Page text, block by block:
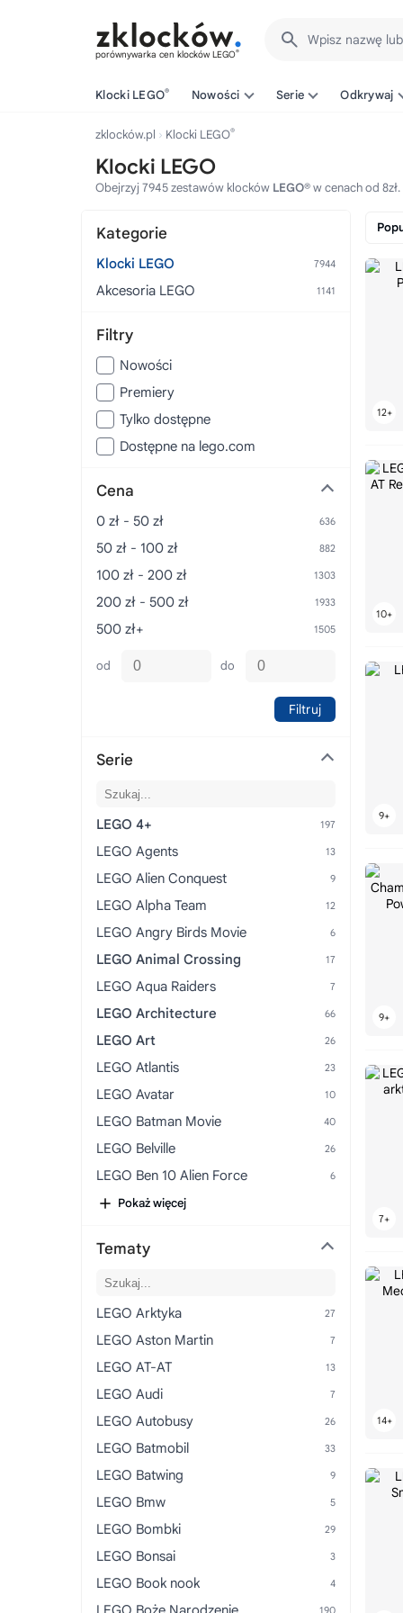
porównywarka cen klocków LEGO®
Wpisz nazwę
Klocki LEGO® Nowości Serie Odkrywaj
zklocków.pl Klocki LEGO®
Klocki LEGO
Obejrzyj 7945 zestawów klocków LEGO®w cenach od 8zł.
Kategorie
Klocki LEGO
Akcesoria LEGO
Filtry
Nowości
Premiery
Tylko dostępne
Dostępne na lego.com
Cena
0 zł - 50 zł
50 zł - 100 zł
100 zł - 200 zł
200 zł - 500 zł
500 zł+
od do
Filtruj
Serie
LEGO 4+
LEGO Agents
LEGO Alien Conquest
LEGO Alpha Team
LEGO Angry Birds Movie
LEGO Animal Crossing
LEGO Aqua Raiders
LEGO Architecture
LEGO Art
LEGO Atlantis
LEGO Avatar
LEGO Batman Movie
LEGO Belville
LEGO Ben 10 Alien Force
LEGO Bionicle
LEGO BOOST
LEGO Botanicals
LEGO Braille Bricks
LEGO Brick Sketches
LEGO BrickHeadz
LEGO BrickLink
LEGO BrickMaster
LEGO Bricks & More
LEGO Building Bigger Thinking
LEGO Cars
LEGO Castle
LEGO City
LEGO Classic
LEGO Creator
Pokaż więcej
Tematy
LEGO Arktyka
LEGO Aston Martin
LEGO AT-AT
LEGO Audi
LEGO Autobusy
LEGO Batmobil
LEGO Batwing
LEGO Bmw
LEGO Bombki
LEGO Bonsai
LEGO Book nook